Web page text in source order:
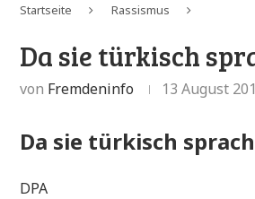
Startseite Rassismus
Da sie türkisch
von Fremdeninfo 13 August
Da sie türkisch
DPA